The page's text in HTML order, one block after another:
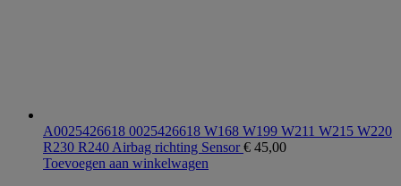
A0025426618 0025426618 W168 W199 W211 W215 W220
R230 R240 Airbag richting Sensor€ 45,00
Toevoegen aan winkelwagen